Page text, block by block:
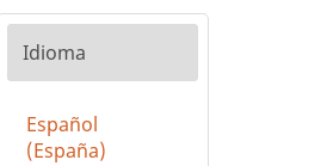
Idioma
Español
(España)